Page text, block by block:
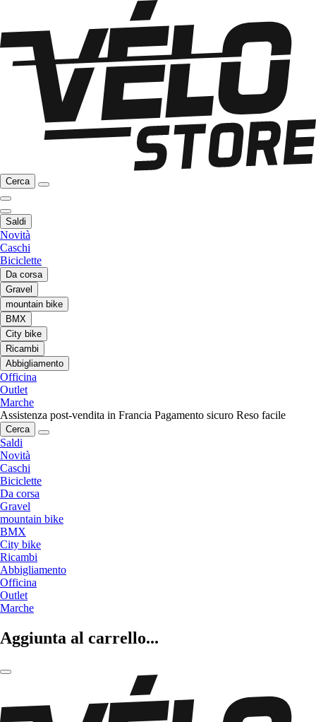
Cerca
Saldi
Novità
Caschi
Biciclette
Da corsa
Gravel
mountain bike
BMX
City bike
Ricambi
Abbigliamento
Officina
Outlet
Marche
Assistenza post-vendita in Francia Pagamento sicuro Reso facile
Cerca
Saldi
Novità
Caschi
Biciclette
Da corsa
Gravel
mountain bike
BMX
City bike
Ricambi
Abbigliamento
Officina
Outlet
Marche
Aggiunta al carrello...